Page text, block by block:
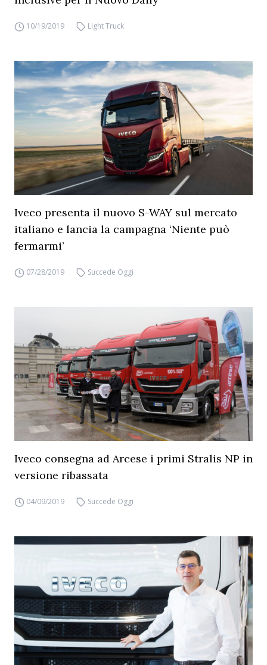
10/19/2019 Light Truck
Iveco presenta il nuovo S-WAY sul mercato
italiano e lancia la campagna ‘Niente può
fermarmi’
07/28/2019 Succede Oggi
Iveco consegna ad Arcese i primi Stralis NP in
versione ribassata
04/09/2019 Succede Oggi